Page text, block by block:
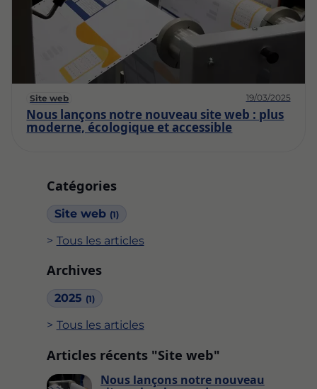
Catégories
Site web (1)
Tous les articles
Archives
2025 (1)
Tous les articles
Articles récents "Site web"
Nous lançons notre nouveau
Site web 19/03/2025
Nous lançons notre nouveau site web : plus
moderne, écologique et accessible